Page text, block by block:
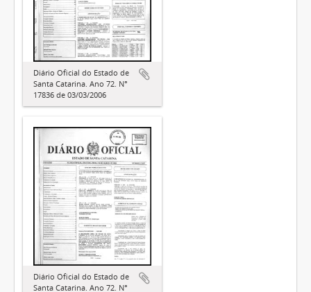
Diário Oficial do Estado de
Santa Catarina. Ano 72. N°
17836 de 03/03/2006
Diário Oficial do Estado de
Santa Catarina. Ano 72. N°